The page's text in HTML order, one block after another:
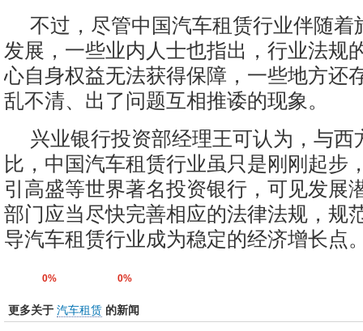
不过，尽管中国汽车租赁行业伴随着
发展，一些业内人士也指出，行业法规
心自身权益无法获得保障，一些地方还
乱不清、出了问题互相推诿的现象。
兴业银行投资部经理王可认为，与西
比，中国汽车租赁行业虽只是刚刚起步
引高盛等世界著名投资银行，可见发展
部门应当尽快完善相应的法律法规，规
导汽车租赁行业成为稳定的经济增长点
0% 0%
更多关于 汽车租赁 的新闻